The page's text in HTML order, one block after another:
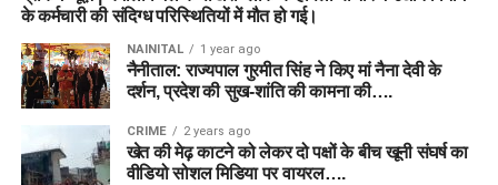
के कर्मचारी की संदिग्ध परिस्थितियों में मौत हो गई।
NAINITAL 1 year ago
नैनीताल: राज्यपाल गुरमीत सिंह ने किए मां नैना देवी के
दर्शन, प्रदेश की सुख-शांति की कामना की….
CRIME 2 years ago
खेत की मेढ़ काटने को लेकर दो पक्षों के बीच खूनी संघर्ष का
वीडियो सोशल मिडिया पर वायरल….